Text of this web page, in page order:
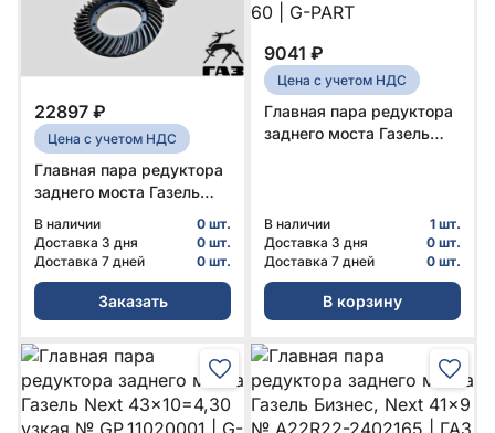
22897 ₽
Цена с учетом НДС
Главная пара редуктора
заднего моста Газель
41x9 № А68R52-2402165
| ГАЗ
В наличии
0 шт.
Доставка 3 дня
0 шт.
Доставка 7 дней
0 шт.
Заказать
9041 ₽
Цена с учетом НДС
Главная пара редуктора
заднего моста Газель
В наличии
1 шт.
Доставка 3 дня
0 шт.
Доставка 7 дней
0 шт.
В корзину